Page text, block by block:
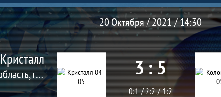
20 Октября / 2021 / 14:30
Кристалл
(Владимирская область, г. Муром) 3 : 5
0:1 2:2 1:2